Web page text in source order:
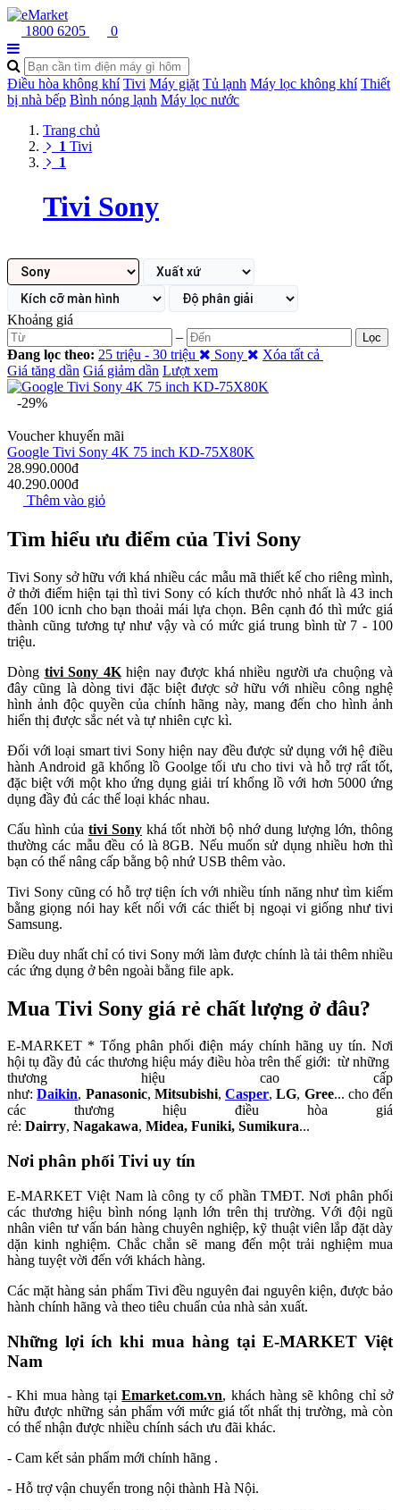
1800 6205 0
Điều hòa không khí Tivi Máy giặt Tủ lạnh Máy lọc không khí Thiết
bị nhà bếp Bình nóng lạnh Máy lọc nước
Trang chủ
1 Tivi
1
Tivi Sony
Khoảng giá
–
Lọc
Đang lọc theo: 25 triệu - 30 triệu Sony
Xóa tất cả
Giá tăng dần Giá giảm dần Lượt xem
-29%
Voucher khuyến mãi
Google Tivi Sony 4K 75 inch KD-75X80K
28.990.000đ
40.290.000đ
Thêm vào giỏ
Tìm hiểu ưu điểm của Tivi Sony
Tivi Sony sở hữu với khá nhiều các mẫu mã thiết kế cho riêng mình,
ở thởi điểm hiện tại thì tivi Sony có kích thước nhỏ nhất là 43 inch
đến 100 icnh cho bạn thoải mái lựa chọn. Bên cạnh đó thì mức giá
thành cũng tương tự như vậy và có mức giá trung bình từ 7 - 100
triệu.
Dòng tivi Sony 4Khiện nay được khá nhiều người ưa chuộng và
đây cũng là dòng tivi đặc biệt được sở hữu với nhiều công nghệ
hình ảnh độc quyền của chính hãng này, mang đến cho hình ảnh
hiển thị được sắc nét và tự nhiên cực kì.
Đối với loại smart tivi Sony hiện nay đều được sử dụng với hệ điều
hành Android gã khổng lồ Goolge tối ưu cho tivi và hỗ trợ rất tốt,
đặc biệt với một kho ứng dụng giải trí khổng lồ với hơn 5000 ứng
dụng đầy đủ các thể loại khác nhau.
Cấu hình của tivi Sony khá tốt nhời bộ nhớ dung lượng lớn, thông
thường các mẫu đều có là 8GB. Nếu muốn sử dụng nhiều hơn thì
bạn có thể nâng cấp bằng bộ nhứ USB thêm vào.
Tivi Sony cũng có hỗ trợ tiện ích với nhiều tính năng như tìm kiếm
bằng giọng nói hay kết nối với các thiết bị ngoại vi giống như tivi
Samsung.
Điều duy nhất chỉ có tivi Sony mới làm được chính là tải thêm nhiều
các ứng dụng ở bên ngoài bằng file apk.
Mua Tivi Sony giá rẻ chất lượng ở đâu?
E-MARKET * Tổng phân phối điện máy chính hãng uy tín. Nơi
hội tụ đầy đủ các thương hiệu máy điều hòa trên thế giới: từ những
thương hiệu cao cấp
như:Daikin, Panasonic, Mitsubishi, Casper,LG, Gree... cho đến
các thương hiệu điều hòa giá
rẻ: Dairry, Nagakawa, Midea, Funiki, Sumikura...
Nơi phân phối Tivi uy tín
E-MARKET Việt Nam là công ty cổ phần TMĐT. Nơi phân phối
các thương hiệu bình nóng lạnh lớn trên thị trường. Với đội ngũ
nhân viên tư vấn bán hàng chuyên nghiệp, kỹ thuật viên lắp đặt dày
dặn kinh nghiệm. Chắc chắn sẽ mang đến một trải nghiệm mua
hàng tuyệt vời đến với khách hàng.
Các mặt hàng sản phẩm Tivi đều nguyên đai nguyên kiện, được bảo
hành chính hãng và theo tiêu chuẩn của nhà sản xuất.
Những lợi ích khi mua hàng tại E-MARKET Việt
Nam
- Khi mua hàngtạiEmarket.com.vn, khách hàng sẽ không chỉ sở
hữu được những sản phẩm với mức giá tốt nhất thị trường, mà còn
có thể nhận được nhiều chính sách ưu đãi khác.
- Cam kết sản phẩm mới chính hãng .
- Hỗ trợ vận chuyển trong nội thành Hà Nội.